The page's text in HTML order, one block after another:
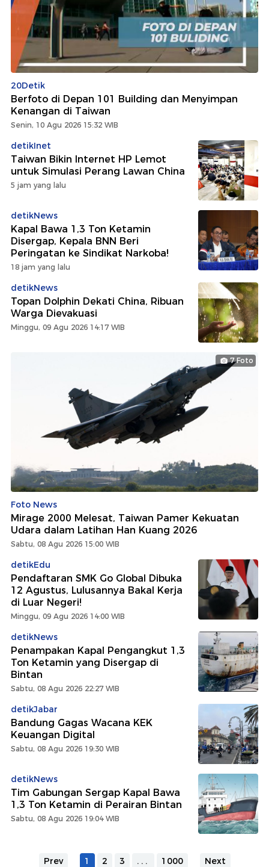
20Detik
Berfoto di Depan 101 Building dan Menyimpan
Kenangan di Taiwan
Senin, 10 Agu 2026 15:32 WIB
detikInet
Taiwan Bikin Internet HP Lemot
untuk Simulasi Perang Lawan China
5 jam yang lalu
detikNews
Kapal Bawa 1,3 Ton Ketamin
Disergap, Kepala BNN Beri
Peringatan ke Sindikat Narkoba!
18 jam yang lalu
detikNews
Topan Dolphin Dekati China, Ribuan
Warga Dievakuasi
Minggu, 09 Agu 2026 14:17 WIB
7 Foto
Foto News
Mirage 2000 Melesat, Taiwan Pamer Kekuatan
Udara dalam Latihan Han Kuang 2026
Sabtu, 08 Agu 2026 15:00 WIB
detikEdu
Pendaftaran SMK Go Global Dibuka
12 Agustus, Lulusannya Bakal Kerja
di Luar Negeri!
Minggu, 09 Agu 2026 14:00 WIB
detikNews
Penampakan Kapal Pengangkut 1,3
Ton Ketamin yang Disergap di
Bintan
Sabtu, 08 Agu 2026 22:27 WIB
detikJabar
Bandung Gagas Wacana KEK
Keuangan Digital
Sabtu, 08 Agu 2026 19:30 WIB
detikNews
Tim Gabungan Sergap Kapal Bawa
1,3 Ton Ketamin di Perairan Bintan
Sabtu, 08 Agu 2026 19:04 WIB
Prev 1 2 3 ... 1000 Next